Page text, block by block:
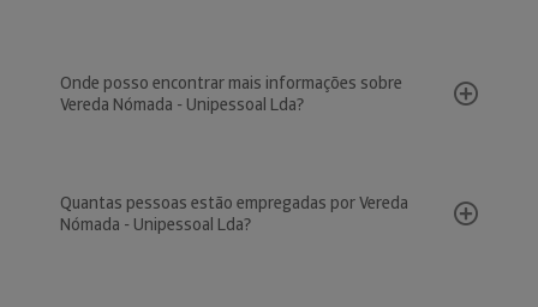
Onde posso encontrar mais informações sobre
Vereda Nómada - Unipessoal Lda?
Quantas pessoas estão empregadas por Vereda
Nómada - Unipessoal Lda?